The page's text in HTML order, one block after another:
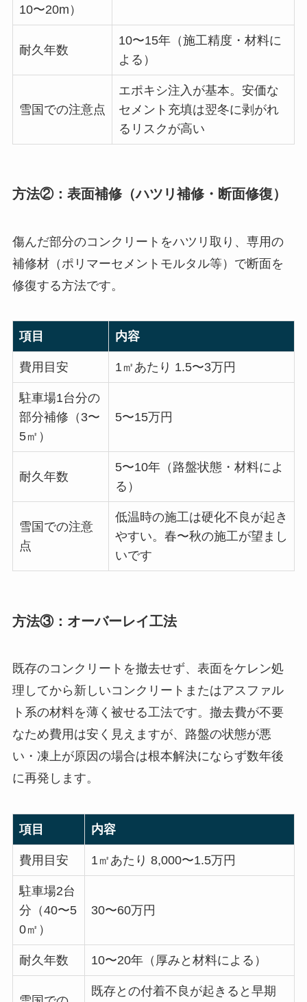
10〜20m）
耐久年数
10〜15年（施工精度・材料に
よる）
雪国での注意点
エポキシ注入が基本。安価な
セメント充填は翌冬に剥がれ
るリスクが高い
方法②：表面補修（ハツリ補修・断面修復）
傷んだ部分のコンクリートをハツリ取り、専用の
補修材（ポリマーセメントモルタル等）で断面を
修復する方法です。
項目 内容
費用目安 1㎡あたり 1.5〜3万円
駐車場1台分の
部分補修（3〜
5㎡）
5〜15万円
耐久年数
5〜10年（路盤状態・材料によ
る）
雪国での注意
点
低温時の施工は硬化不良が起き
やすい。春〜秋の施工が望まし
いです
方法③：オーバーレイ工法
既存のコンクリートを撤去せず、表面をケレン処
理してから新しいコンクリートまたはアスファル
ト系の材料を薄く被せる工法です。撤去費が不要
なため費用は安く見えますが、路盤の状態が悪
い・凍上が原因の場合は根本解決にならず数年後
に再発します。
項目 内容
費用目安 1㎡あたり 8,000〜1.5万円
駐車場2台
分（40〜5
0㎡）
30〜60万円
耐久年数 10〜20年（厚みと材料による）
既存との付着不良が起きると早期